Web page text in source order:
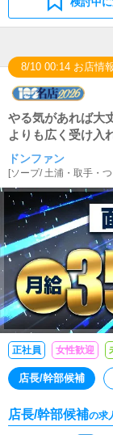
8/10 00:14 お店情
やる気があれば大
よりも広く受け入
ドンファン
[ソープ/土浦・取手・
正社員 女性歓迎
店長/幹部候補
店長/幹部候補の求